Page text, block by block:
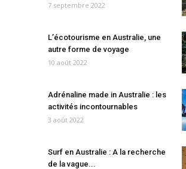
7 septembre 2022
L’écotourisme en Australie, une
autre forme de voyage
10 août 2022
Adrénaline made in Australie : les
activités incontournables
3 août 2022
Surf en Australie : A la recherche
de la vague...